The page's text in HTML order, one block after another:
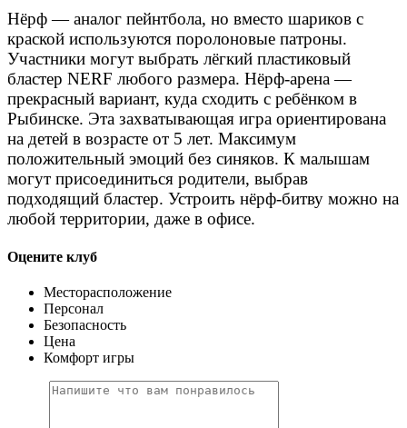
Нёрф — аналог пейнтбола, но вместо шариков с
краской используются поролоновые патроны.
Участники могут выбрать лёгкий пластиковый
бластер NERF любого размера. Нёрф-арена —
прекрасный вариант, куда сходить с ребёнком в
Рыбинске. Эта захватывающая игра ориентирована
на детей в возрасте от 5 лет. Максимум
положительный эмоций без синяков. К малышам
могут присоединиться родители, выбрав
подходящий бластер. Устроить нёрф-битву можно на
любой территории, даже в офисе.
Оцените клуб
Месторасположение
Персонал
Безопасность
Цена
Комфорт игры